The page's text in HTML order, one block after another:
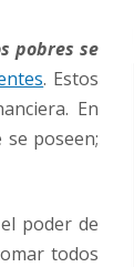
pobres se
. Estos
En
poseen;
poder de
todos